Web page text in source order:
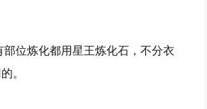
位炼化都用星王炼化石，不分衣
。